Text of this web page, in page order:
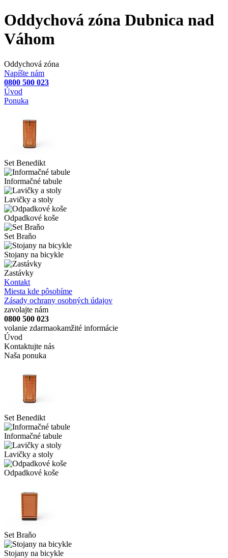
Oddychová zóna Dubnica nad
Váhom
Oddychová zóna
Napíšte nám
0800 500 023
Úvod
Ponuka
Set Benedikt
Informačné tabule
Lavičky a stoly
Odpadkové koše
Set Braňo
Stojany na bicykle
Zastávky
Kontakt
Miesta kde pôsobíme
Zásady ochrany osobných údajov
zavolajte nám
0800 500 023
volanie zdarmaokamžité informácie
Úvod
Kontaktujte nás
Naša ponuka
Set Benedikt
Informačné tabule
Lavičky a stoly
Odpadkové koše
Set Braňo
Stojany na bicykle